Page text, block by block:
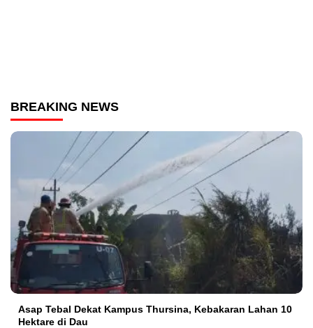
BREAKING NEWS
Asap Tebal Dekat Kampus Thursina, Kebakaran Lahan 10
Hektare di Dau